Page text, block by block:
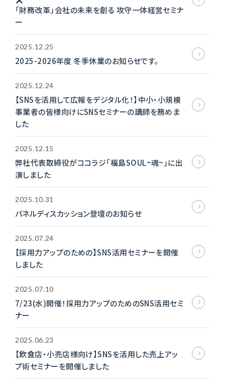
「財務改革」会社の未来を創る 攻守一体経営セミナ
ー
2025.12.25
2025-2026年度 冬季休業のお知らせです。
2025.12.24
【SNSを活用して広報をデジタル化！】中小・小規模
事業者の皆様向けにSNSセミナーの講師を務めま
した
2025.12.15
弊社代表取締役がココラジ「福島SOUL~魂~」に出
演しました
2025.10.31
パネルディスカッション登壇のお知らせ
2025.07.24
【採用力アップのための】SNS活用セミナーを開催
しました
2025.07.10
7/23(水)開催！採用力アップのためのSNS活用セミ
ナー
2025.06.23
【飲食店・小売店様向け】SNSを活用した売上アッ
プ術セミナーを開催しました